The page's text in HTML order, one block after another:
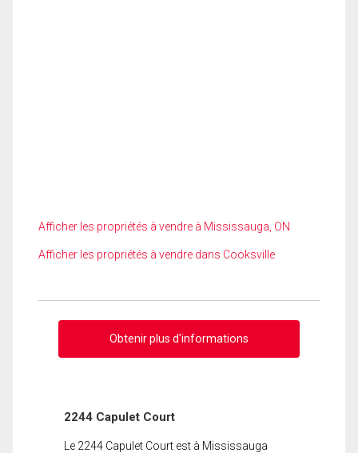
Afficher les propriétés à vendre à Mississauga, ON
Afficher les propriétés à vendre dans Cooksville
Obtenir plus d'informations
2244 Capulet Court
Le 2244 Capulet Court est à Mississauga